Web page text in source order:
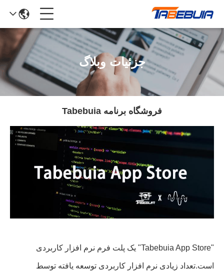
جزئیات وبلاگ
فروشگاه برنامه Tabebuia
"Tabebuia App Store" یک پلت فرم نرم افزار کاربردی
است.تعداد زیادی نرم افزار کاربردی توسعه یافته توسط